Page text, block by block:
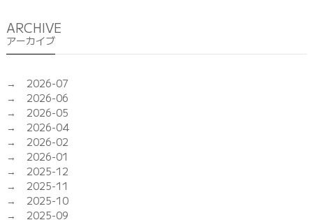
ARCHIVE
アーカイブ
2026-07
2026-06
2026-05
2026-04
2026-02
2026-01
2025-12
2025-11
2025-10
2025-09